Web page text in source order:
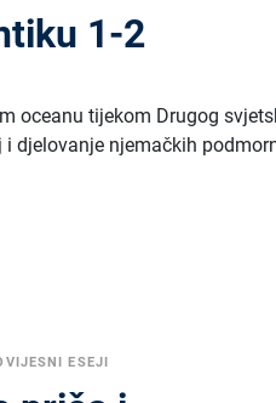
1-2
oceanu tijekom Drugog
djelovanje njemačkih
ESEJI